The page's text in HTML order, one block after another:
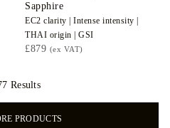
Sapphire
EC2 clarity | Intense intensity |
THAI origin | GSI
£879 (ex VAT)
Results
PRODUCTS